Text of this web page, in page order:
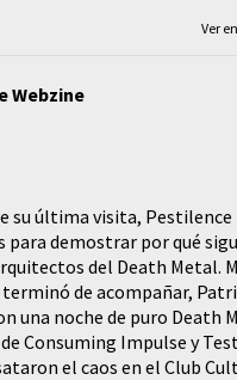
Ver
Webzine
su última visita,
para demostrar por qué
del Death Metal.
terminó de acompañar,
una noche de puro Death
Consuming Impulse y
el caos en el Club